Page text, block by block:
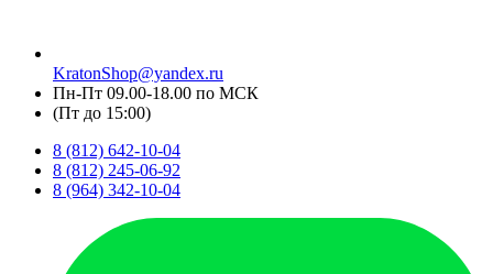
KratonShop@yandex.ru
Пн-Пт 09.00-18.00 по МСК
(Пт до 15:00)
8 (812) 642-10-04
8 (812) 245-06-92
8 (964) 342-10-04